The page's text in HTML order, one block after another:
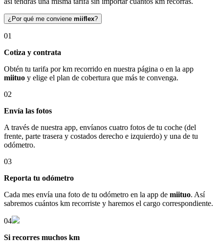
¿Por qué me conviene miiflex?
01
Cotiza y contrata
Obtén tu tarifa por km recorrido en nuestra página o en la app
miituo y elige el plan de cobertura que más te convenga.
02
Envía las fotos
A través de nuestra app, envíanos cuatro fotos de tu coche (del
frente, parte trasera y costados derecho e izquierdo) y una de tu
odómetro.
03
Reporta tu odómetro
Cada mes envía una foto de tu odómetro en la app de miituo. Así
sabremos cuántos km recorriste y haremos el cargo correspondiente.
04
Si recorres muchos km